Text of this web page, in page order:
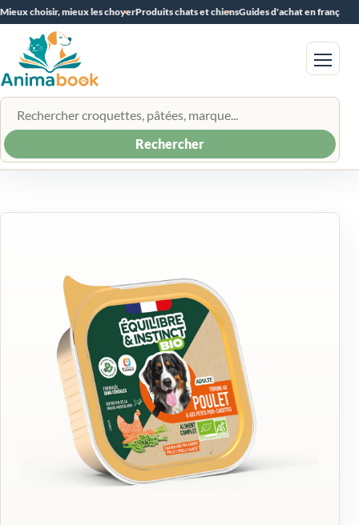
Mieux choisir, mieux les choyerProduits chats et chiensGuides d'achat en français
Rechercher un produit
Rechercher
Menu